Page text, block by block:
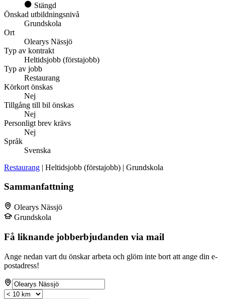
Stängd
Önskad utbildningsnivå
Grundskola
Ort
Olearys Nässjö
Typ av kontrakt
Heltidsjobb (förstajobb)
Typ av jobb
Restaurang
Körkort önskas
Nej
Tillgång till bil önskas
Nej
Personligt brev krävs
Nej
Språk
Svenska
Restaurang | Heltidsjobb (förstajobb) | Grundskola
Sammanfattning
Olearys Nässjö
Grundskola
Få liknande jobberbjudanden via mail
Ange nedan vart du önskar arbeta och glöm inte bort att ange din e-
postadress!